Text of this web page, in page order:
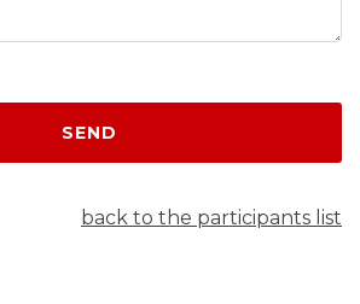
SEND
back to the participants list